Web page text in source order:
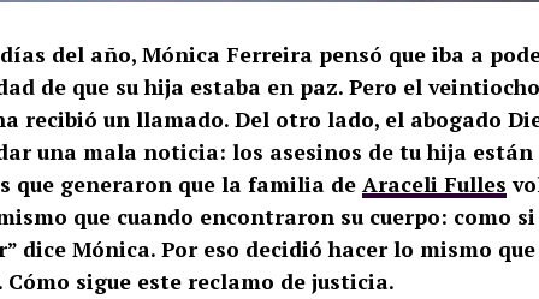
del año, Mónica Ferreira pensó que iba a
de que su hija estaba en paz. Pero el
recibió un llamado. Del otro lado, el abogado
una mala noticia: los asesinos de tu hija están
que generaron que la familia de Araceli Fulles
que cuando encontraron su cuerpo: como
dice Mónica. Por eso decidió hacer lo mismo
sigue este reclamo de justicia.